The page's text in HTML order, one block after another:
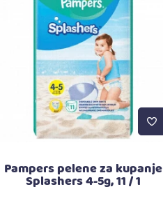
Pampers pelene za kupanje
Splashers 4-5g, 11 / 1